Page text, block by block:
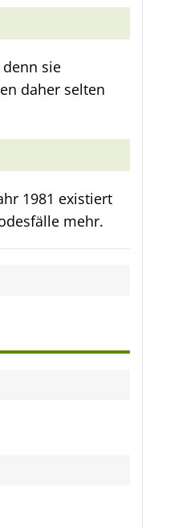
sie
daher selten
1981 existiert
mehr.